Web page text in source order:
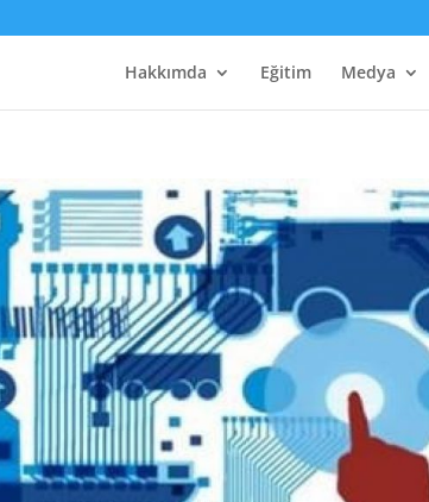
Hakkımda Eğitim Medya